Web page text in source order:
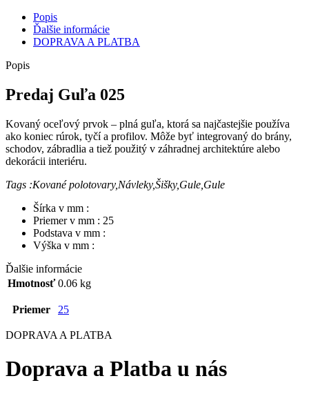
Popis
Ďalšie informácie
DOPRAVA A PLATBA
Popis
Predaj Guľa 025
Kovaný oceľový prvok – plná guľa, ktorá sa najčastejšie používa
ako koniec rúrok, tyčí a profilov. Môže byť integrovaný do brány,
schodov, zábradlia a tiež použitý v záhradnej architektúre alebo
dekorácii interiéru.
Tags :Kované polotovary,Návleky,Šišky,Gule,Gule
Šírka v mm :
Priemer v mm : 25
Podstava v mm :
Výška v mm :
Ďalšie informácie
Hmotnosť 0.06 kg
Priemer 25
DOPRAVA A PLATBA
Doprava a Platba u nás